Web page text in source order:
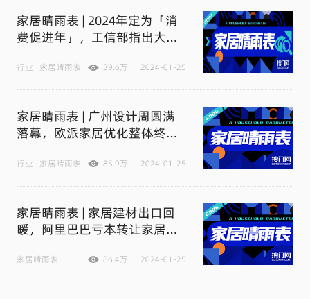
家居晴雨表 | 2024年定为「消
费促进年」，工信部指出大力
新产品，顾家家居加速全球化
布局
行业 家居晴雨表 39.6万 2024-01-25
家居晴雨表 | 广州设计周圆满
落幕，欧派家居优化整体终端
市场新入口，碧桂园动作频频
自救求生
行业 家居晴雨表 85.9万 2024-01-25
家居晴雨表 | 家居建材出口回
暖，阿里巴巴亏本转让家居卖
金模式，欧派家居抢占大家居
制高点
家居晴雨表 86.4万 2024-01-25